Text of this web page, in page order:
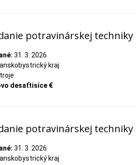
potravinárskej techniky
31. 3. 2026
kraj
desaťtisíce €
potravinárskej techniky
31. 3. 2026
kraj